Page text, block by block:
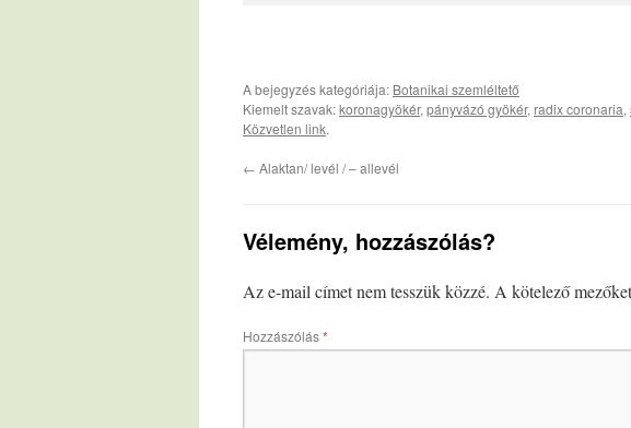
A bejegyzés kategóriája: Botanikai szemléltető
Kiemelt szavak:koronagyökér, pányvázó gyökér, radix coronaria,
Közvetlen link.
← Alaktan/ levél / – allevél
Vélemény, hozzászólás?
Az e-mail címet nem tesszük közzé. A kötelező
Hozzászólás*